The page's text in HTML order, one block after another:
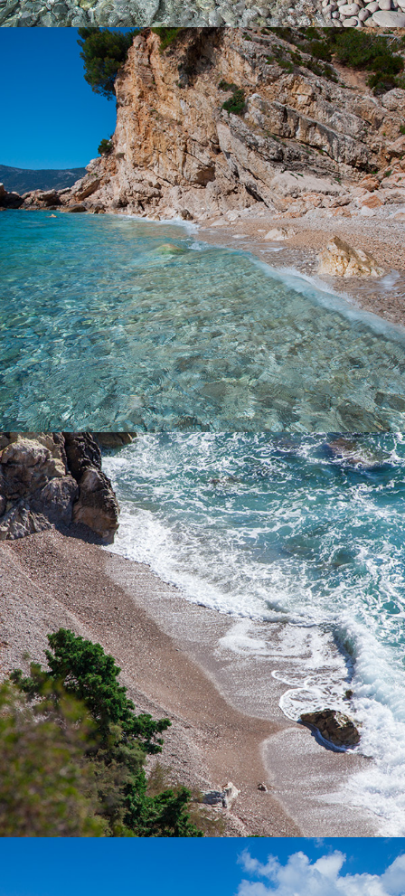
DER STRAND KUPINOVAC
Der Strand Kupinovac ist 5 Minuten mit unseren schnellen Taxi-
Boot von Komiža entfernt. Kupinovac ist ein wunderschöner
Strand mit einer unglaublichen Klarheit des Meeres. Auch die
berühmte Schauspielerin Greta Garbo liebte diesen Strand. An
diesem Strand kommt die Sonne um 15.00 Uhr aufgrund eines
großen Hügels und das Tageslicht dauert, bis die Sonne im
Meer versinkt. Dieser Strand ist ideal als Erfrischung an heißen
Sommertagen.
DER STRAND „PIZDICA“
Der „Pizdica“ Strand ist einer der schönsten Strände in der
Bucht von Komiža. Es ist ideal für einen Ganztagesausflug für
Familien mit Kindern an den heißen Sommertagen . Es ist reich
an natürlichen Wasserquellen. Die Fahrt zum Strand dauert nur
5 Minuten von Komiža.
x
DER STRAND POL BORCIĆE